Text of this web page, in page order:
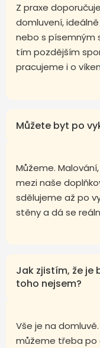
Z praxe
domluvení,
nebo s písemným
tím pozdějším
pracujeme i o
Můžete byt po
Můžeme.
mezi naše
sdělujeme až po
stěny a dá se
Jak zjistím, že je
toho nejsem?
Vše je na
můžeme třeba